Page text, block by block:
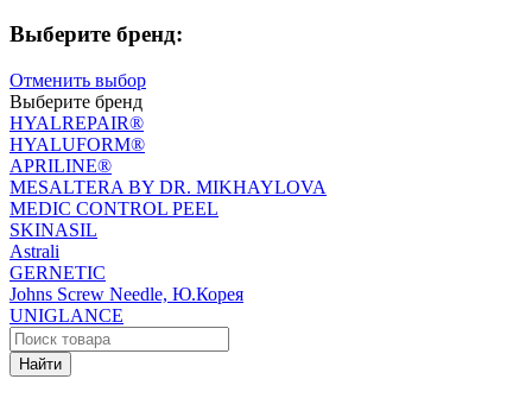
Выберите бренд:
Отменить выбор
Выберите бренд
HYALREPAIR®
HYALUFORM®
APRILINE®
MESALTERA BY DR. MIKHAYLOVA
MEDIC CONTROL PEEL
SKINASIL
Astrali
GERNETIC
Johns Screw Needle, Ю.Корея
UNIGLANCE
Найти